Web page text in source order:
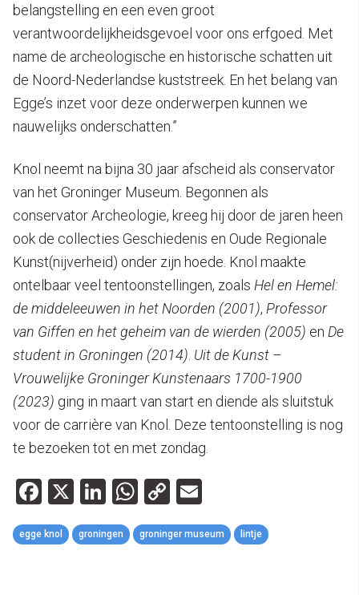
belangstelling en een even groot
verantwoordelijkheidsgevoel voor ons erfgoed. Met
name de archeologische en historische schatten uit
de Noord-Nederlandse kuststreek. En het belang van
Egge’s inzet voor deze onderwerpen kunnen we
nauwelijks onderschatten.”
Knol neemt na bijna 30 jaar afscheid als conservator
van het Groninger Museum. Begonnen als
conservator Archeologie, kreeg hij door de jaren heen
ook de collecties Geschiedenis en Oude Regionale
Kunst(nijverheid) onder zijn hoede. Knol maakte
ontelbaar veel tentoonstellingen, zoals Hel en Hemel:
de middeleeuwen in het Noorden (2001), Professor
van Giffen en het geheim van de wierden (2005) en De
student in Groningen (2014) Uit de Kunst –
Vrouwelijke Groninger Kunstenaars 1700-1900
(2023) ging in maart van start en diende als sluitstuk
voor de carrière van Knol. Deze tentoonstelling is nog
te bezoeken tot en met zondag.
Facebook
X LinkedIn
WhatsApp
Copy
Link
egge knol groningen groninger museum lintje